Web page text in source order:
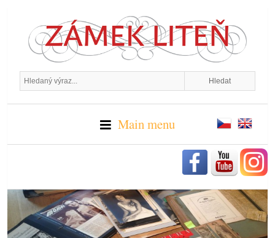
Main menu